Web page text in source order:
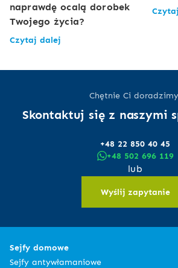
naprawdę ocalą dorobek
Twojego życia?
Czytaj dalej
Chętnie Ci
Skontaktuj się z naszymi
+48 22 850 40 45
+48 502 696 119
lub
Wyślij zapytanie
Sejfy domowe
Sejfy antywłamaniowe